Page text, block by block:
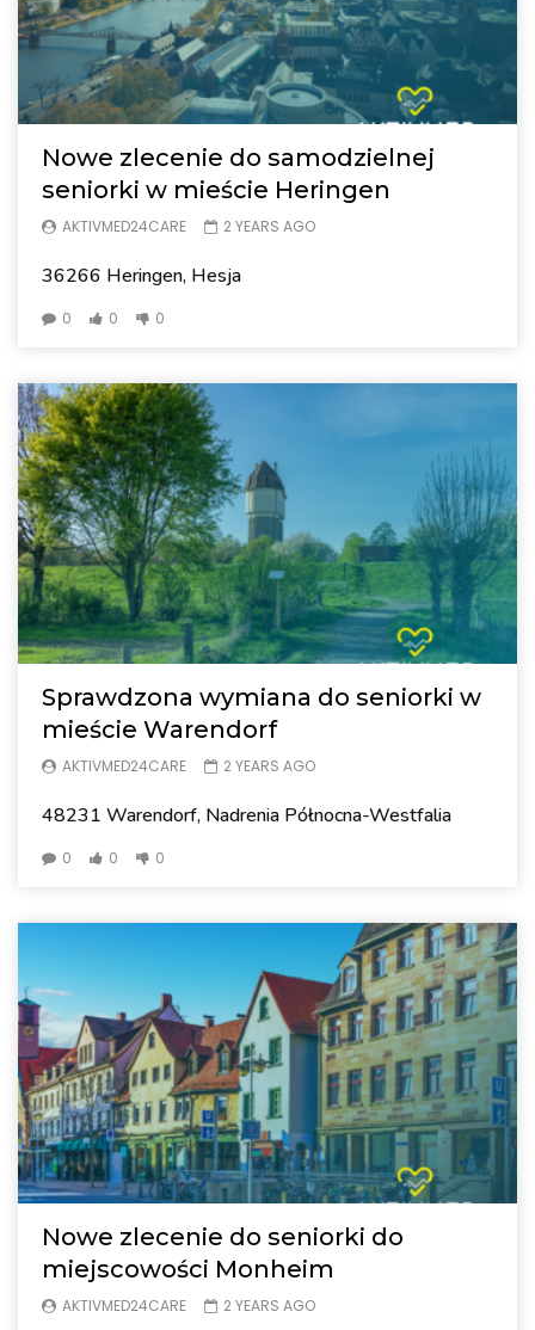
Nowe zlecenie do samodzielnej
seniorki w mieście Heringen
AKTIVMED24CARE 2 YEARS AGO
36266 Heringen, Hesja
0 0 0
Sprawdzona wymiana do seniorki w
mieście Warendorf
AKTIVMED24CARE 2 YEARS AGO
48231 Warendorf, Nadrenia Północna-Westfalia
0 0 0
Nowe zlecenie do seniorki do
miejscowości Monheim
AKTIVMED24CARE 2 YEARS AGO